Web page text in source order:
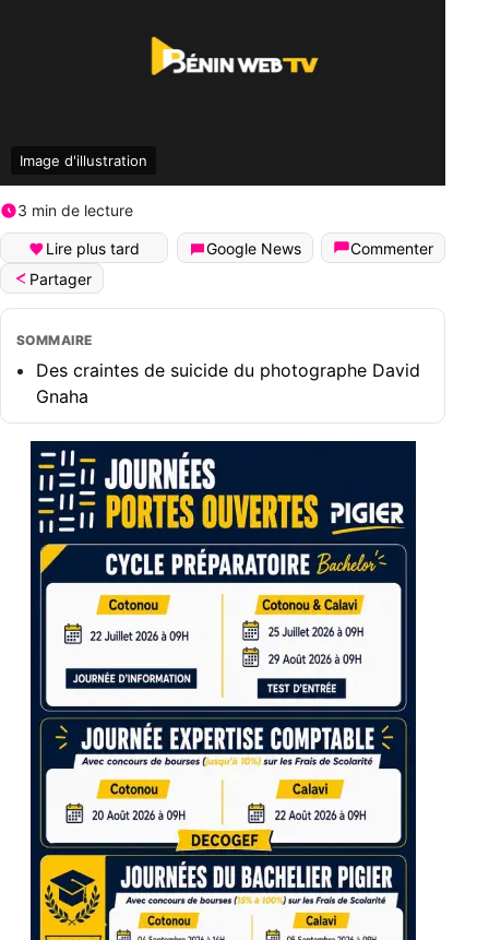
Image d'illustration
3 min de lecture
Lire plus tard Google News
Commenter
Partager
SOMMAIRE
Des craintes de suicide du photographe David
Gnaha